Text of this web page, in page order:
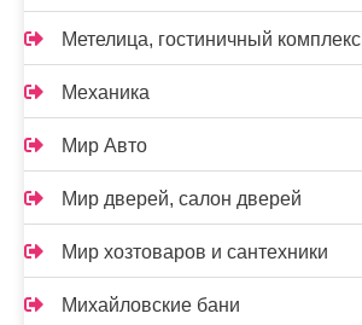
Метелица, гостиничный комплекс
Механика
Мир Авто
Мир дверей, салон дверей
Мир хозтоваров и сантехники
Михайловские бани